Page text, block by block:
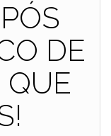
DE
QUE